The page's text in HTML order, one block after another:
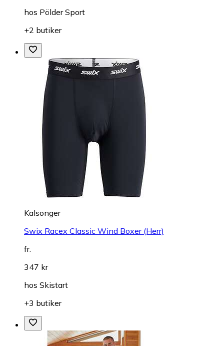
hos Pölder Sport
+2 butiker
Kalsonger
Swix Racex Classic Wind Boxer (Herr)
fr.
347 kr
hos Skistart
+3 butiker